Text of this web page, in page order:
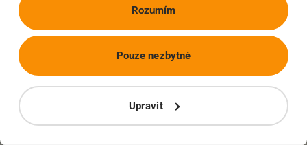
Rozumím
Upravit
Pouze nezbytné